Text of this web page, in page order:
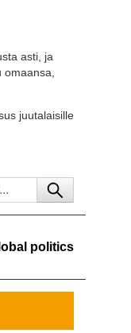
asti, ja
juutalaisille
politics